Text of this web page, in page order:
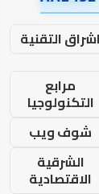
اشراق التقنية
مرابع
التكنولوجيا
شوف ويب
الشرقية
الاقتصادية